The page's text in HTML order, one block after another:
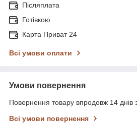
Післяплата
Готівкою
Карта Приват 24
Всі умови оплати
Умови повернення
Повернення товару впродовж 14 днів
Всі умови повернення